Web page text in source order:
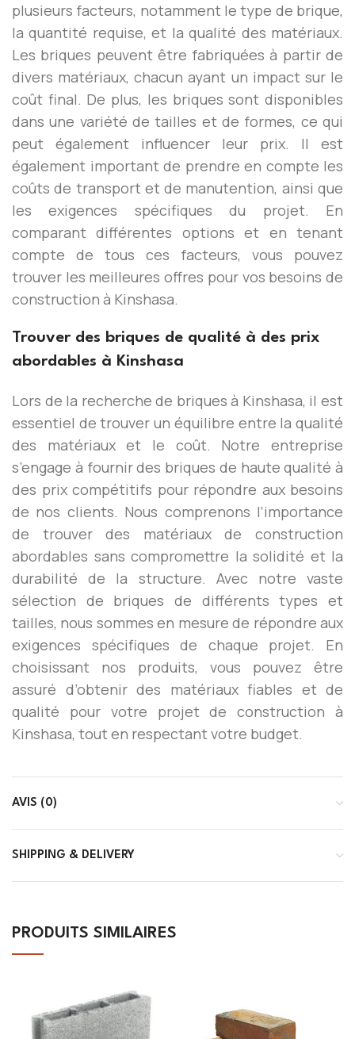
plusieurs facteurs, notamment le type de brique,
la quantité requise, et la qualité des matériaux.
Les briques peuvent être fabriquées à partir de
divers matériaux, chacun ayant un impact sur le
coût final. De plus, les briques sont disponibles
dans une variété de tailles et de formes, ce qui
peut également influencer leur prix. Il est
également important de prendre en compte les
coûts de transport et de manutention, ainsi que
les exigences spécifiques du projet. En
comparant différentes options et en tenant
compte de tous ces facteurs, vous pouvez
trouver les meilleures offres pour vos besoins de
construction à Kinshasa.
Trouver des briques de qualité à des prix
abordables à Kinshasa
Lors de la recherche de briques à Kinshasa, il est
essentiel de trouver un équilibre entre la qualité
des matériaux et le coût. Notre entreprise
s’engage à fournir des briques de haute qualité à
des prix compétitifs pour répondre aux besoins
de nos clients. Nous comprenons l’importance
de trouver des matériaux de construction
abordables sans compromettre la solidité et la
durabilité de la structure. Avec notre vaste
sélection de briques de différents types et
tailles, nous sommes en mesure de répondre aux
exigences spécifiques de chaque projet. En
choisissant nos produits, vous pouvez être
assuré d’obtenir des matériaux fiables et de
qualité pour votre projet de construction à
Kinshasa, tout en respectant votre budget.
AVIS (0)
SHIPPING & DELIVERY
PRODUITS SIMILAIRES